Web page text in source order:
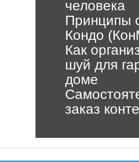
человека
Принципы
Кондо
Как
шуй для
доме
заказ